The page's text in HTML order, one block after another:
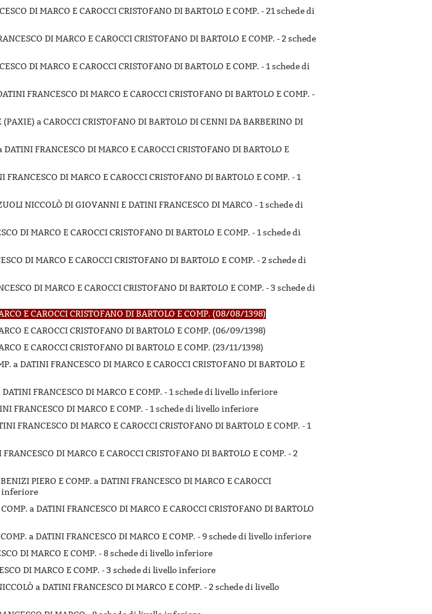
DI MARCO E CAROCCI CRISTOFANO DI BARTOLO E COMP. -21 schede di
DI MARCO E CAROCCI CRISTOFANO DI BARTOLO E COMP. -2 schede
DI MARCO E CAROCCI CRISTOFANO DI BARTOLO E COMP. -1 schede di
FRANCESCO DI MARCO E CAROCCI CRISTOFANO DI BARTOLO E COMP. -
a CAROCCI CRISTOFANO DI BARTOLO DI CENNI DA BARBERINO DI
FRANCESCO DI MARCO E CAROCCI CRISTOFANO DI BARTOLO E
DI MARCO E CAROCCI CRISTOFANO DI BARTOLO E COMP. -1
NICCOLÒ DI GIOVANNI E DATINI FRANCESCO DI MARCO -1 schede di
DI MARCO E CAROCCI CRISTOFANO DI BARTOLO E COMP. -1 schede di
DI MARCO E CAROCCI CRISTOFANO DI BARTOLO E COMP. -2 schede di
DI MARCO E CAROCCI CRISTOFANO DI BARTOLO E COMP. -3 schede di
E CAROCCI CRISTOFANO DI BARTOLO E COMP. (08/08/1398)
E CAROCCI CRISTOFANO DI BARTOLO E COMP. (06/09/1398)
E CAROCCI CRISTOFANO DI BARTOLO E COMP. (23/11/1398)
a DATINI FRANCESCO DI MARCO E CAROCCI CRISTOFANO DI BARTOLO E
FRANCESCO DI MARCO E COMP. -1 schede di livello inferiore
FRANCESCO DI MARCO E COMP. -1 schede di livello inferiore
FRANCESCO DI MARCO E CAROCCI CRISTOFANO DI BARTOLO E COMP. -1
DI MARCO E CAROCCI CRISTOFANO DI BARTOLO E COMP. -2
PIERO E COMP. a DATINI FRANCESCO DI MARCO E CAROCCI
inferiore
a DATINI FRANCESCO DI MARCO E CAROCCI CRISTOFANO DI BARTOLO
a DATINI FRANCESCO DI MARCO E COMP. -9 schede di livello inferiore
DI MARCO E COMP. -8 schede di livello inferiore
DI MARCO E COMP. -3 schede di livello inferiore
a DATINI FRANCESCO DI MARCO E COMP. -2 schede di livello